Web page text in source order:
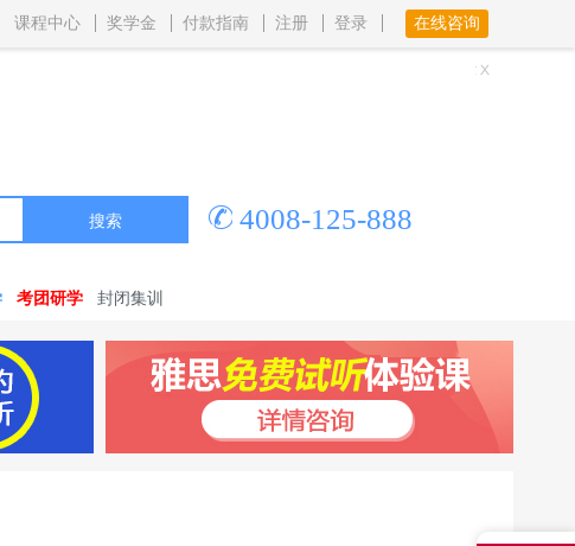
课程中心 奖学金 付款指南 注册 登录 在线咨询
搜索 4008-125-888
考团研学 封闭集训